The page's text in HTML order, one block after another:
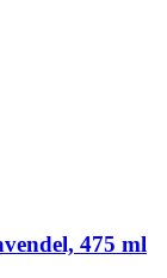
475 ml